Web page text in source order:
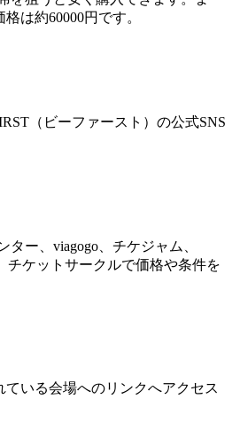
は約60000円です。
（ビーファースト）の公式SNS
ー、viagogo、チケジャム、
チケットサークルで価格や条件を
いる会場へのリンクへアクセス